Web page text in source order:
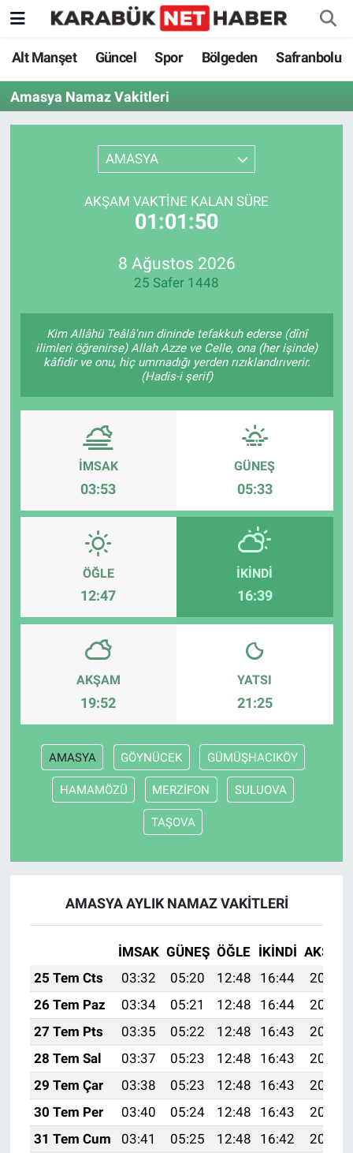
Alt Manşet Güncel Spor Bölgeden Safranbolu
Amasya Namaz Vakitleri
AMASYA
AKŞAM VAKTINE KALAN SÜRE
01:01:50
8 Ağustos 2026
25 Safer 1448
Kim Allâhü Teâlâ'nın dininde tefakkuh ederse (dînî
ilimleri öğrenirse) Allah Azze ve Celle, ona (her işinde)
kâfidir ve onu, hiç ummadığı yerden rızıklandırıverir.
(Hadis-i şerif)
İMSAK
03:53
GÜNEŞ
05:33
ÖĞLE
12:47
İKINDI
16:39
AKŞAM
19:52
YATSI
21:25
AMASYA GÖYNÜCEK GÜMÜŞHACIKÖY
HAMAMÖZÜ MERZİFON SULUOVA
TAŞOVA
AMASYA AYLIK NAMAZ VAKITLERI
İMSAK GÜNEŞ ÖĞLE İKINDI AKŞAM
25 Tem Cts
03:32 05:20 12:48 16:44
20:07
26 Tem Paz
03:34 05:21 12:48 16:44
20:06
27 Tem Pts
03:35 05:22 12:48 16:43
20:05
28 Tem Sal
03:37 05:23 12:48 16:43
20:04
29 Tem Çar
03:38 05:23 12:48 16:43
20:03
30 Tem Per
03:40 05:24 12:48 16:43
20:02
31 Tem Cum
03:41 05:25 12:48 16:42
20:01